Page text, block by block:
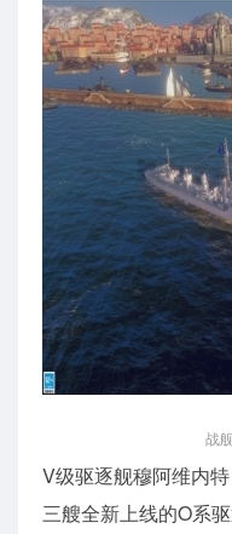
战
V级驱逐舰穆阿维内特
三艘全新上线的O系